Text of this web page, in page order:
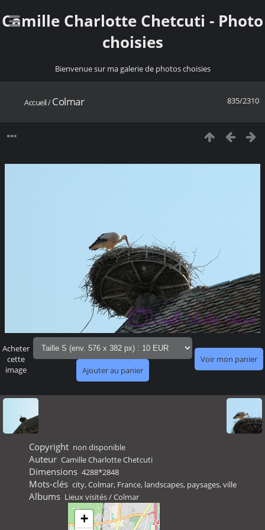
Camille Charlotte Chetcuti - Photo
choisies
Bienvenue sur ma galerie de photos choisies
835/2310
Accueil/Colmar
Acheter
cette
image
Copyright non disponible
Auteur Camille Charlotte Chetcuti
Dimensions 4288*2848
Mots-clés city,Colmar, France, landscapes, paysages,ville
Albums Lieux visités/Colmar
+